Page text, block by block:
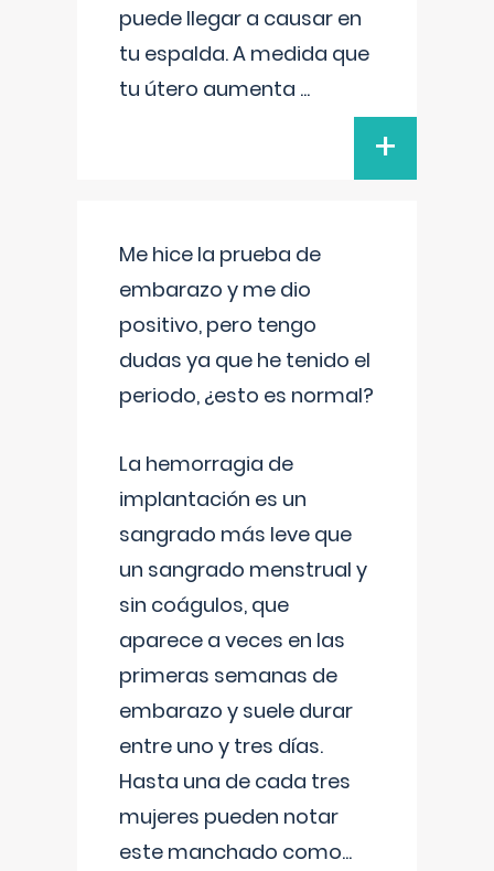
puede llegar a causar en
tu espalda. A medida que
tu útero aumenta ...
+
Me hice la prueba de
embarazo y me dio
positivo, pero tengo
dudas ya que he tenido el
periodo, ¿esto es normal?
La hemorragia de
implantación es un
sangrado más leve que
un sangrado menstrual y
sin coágulos, que
aparece a veces en las
primeras semanas de
embarazo y suele durar
entre uno y tres días.
Hasta una de cada tres
mujeres pueden notar
este manchado como...